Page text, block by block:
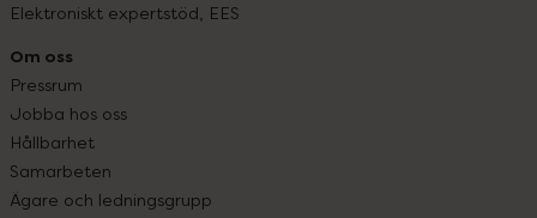
Elektroniskt expertstöd, EES
Om oss
Pressrum
Jobba hos oss
Hållbarhet
Samarbeten
Ägare och ledningsgrupp